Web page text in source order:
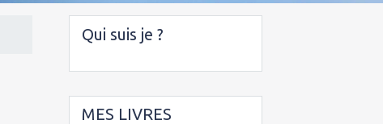
Qui suis je ?
MES LIVRES